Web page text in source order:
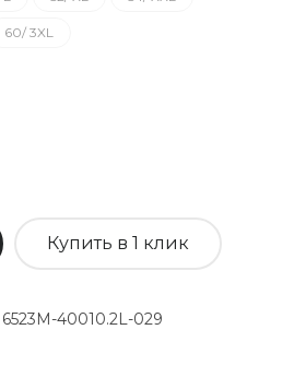
60/ 3XL
Купить в 1 клик
40010.2L-029